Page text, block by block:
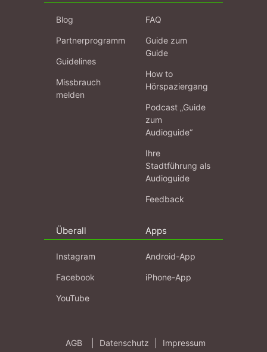
Blog
Partnerprogramm
Guidelines
Missbrauch
melden
FAQ
Guide zum
Guide
How to
Hörspaziergang
Podcast „Guide
zum
Audioguide“
Ihre
Stadtführung als
Audioguide
Feedback
Überall
Instagram
Facebook
YouTube
Apps
Android-App
iPhone-App
AGB Datenschutz Impressum